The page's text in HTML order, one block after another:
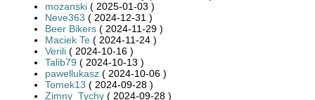
mozanski ( 2025-01-03 )
Neve363 ( 2024-12-31 )
Beer Bikers ( 2024-11-29 )
Maciek Te ( 2024-11-24 )
Verili ( 2024-10-16 )
Talib79 ( 2024-10-13 )
pawellukasz ( 2024-10-06 )
Tomek13 ( 2024-09-28 )
Zimny_Tychy ( 2024-09-28 )